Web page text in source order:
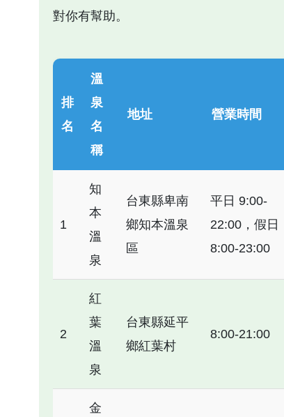
對你有幫助。
排
名
溫
泉
名
稱
地址 營業時間
1
知
本
溫
泉
台東縣卑南
鄉知本溫泉
區
平日 9:00-
22:00，假日
8:00-23:00
2
紅
葉
溫
泉
台東縣延平
鄉紅葉村
8:00-21:00
金